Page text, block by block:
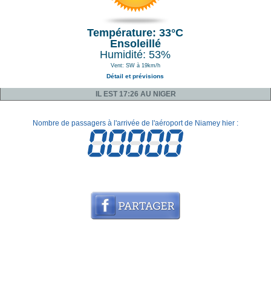
Température: 33°C
Ensoleillé
Humidité: 53%
Vent: SW à 19km/h
Détail et prévisions
IL EST 17:26 AU NIGER
Nombre de passagers à l'arrivée de l'aéroport de Niamey hier :